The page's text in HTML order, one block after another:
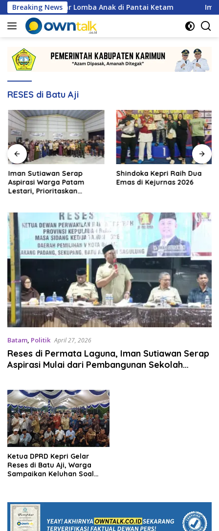
Langsung
ke
konten
Breaking News
Gelar Lomba Anak di Pantai Ketam Iman
RESES di Batu Aji
Iman Sutiawan Serap
Aspirasi Warga Patam
Lestari, Prioritaskan
Shindoka Kepri Raih Dua
Emas di Kejurnas 2026
Batam, Politik April 27, 2026
Reses di Permata Laguna, Iman Sutiawan Serap
Aspirasi Mulai dari Pembangunan Sekolah
Ketua DPRD Kepri Gelar
Reses di Batu Aji, Warga
Sampaikan Keluhan Soal